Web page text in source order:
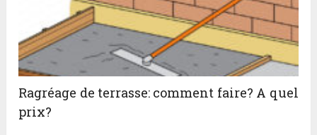
Ragréage de terrasse: comment faire? A quel
prix?